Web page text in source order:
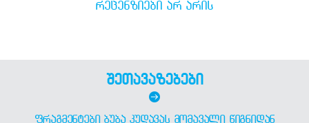
ᲠᲔᲪᲔᲜᲖᲘᲔᲑᲘ ᲐᲠ ᲐᲠᲘᲡ
შეთავაზებები
ᲤᲠᲐᲒᲛᲔᲜᲢᲔᲑᲘ ᲑᲣᲑᲐ ᲙᲣᲓᲐᲕᲐᲡ ᲛᲝᲛᲐᲕᲐᲚᲘ ᲬᲘᲒᲜᲘᲓᲐᲜ